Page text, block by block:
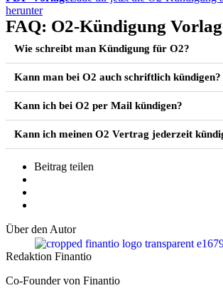
herunter
FAQ: O2-Kündigung
Wie schreibt man Kündigung für O2?
Kann man bei O2 auch schriftlich kündigen?
Kann ich bei O2 per Mail kündigen?
Kann ich meinen O2 Vertrag jederzeit
Beitrag teilen
Über den Autor
Redaktion Finantio
Co-Founder von Finantio